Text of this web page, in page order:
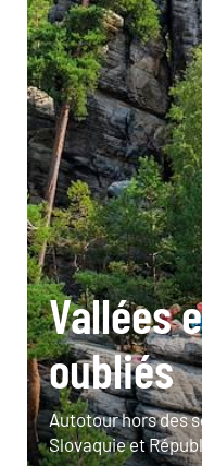
Vallées
oubliés
Autotour hors des
Slovaquie et